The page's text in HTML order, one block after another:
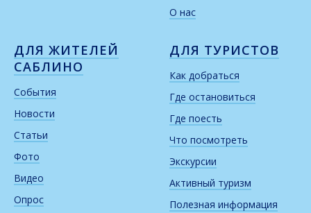
О нас
ДЛЯ ЖИТЕЛЕЙ
САБЛИНО
События
Новости
Статьи
Фото
Видео
Опрос
ДЛЯ ТУРИСТОВ
Как добраться
Где остановиться
Где поесть
Что посмотреть
Экскурсии
Активный туризм
Полезная информация